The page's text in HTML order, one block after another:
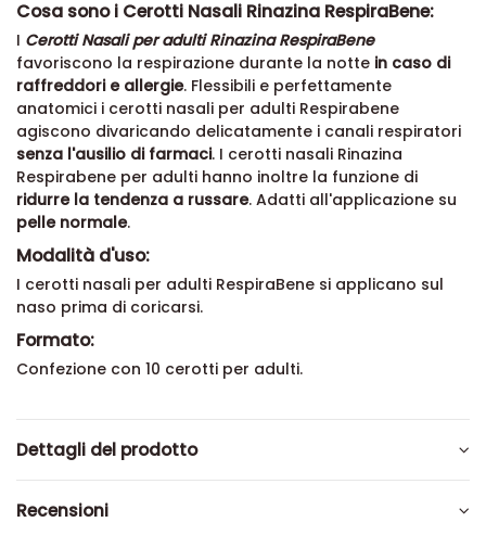
Cosa sono i Cerotti Nasali Rinazina RespiraBene:
I Cerotti Nasali per adulti Rinazina RespiraBene
favoriscono la respirazione durante la notte in caso di
raffreddori e allergie. Flessibili e perfettamente
anatomici i cerotti nasali per adulti Respirabene
agiscono divaricando delicatamente i canali respiratori
senza l'ausilio di farmaci. I cerotti nasali Rinazina
Respirabene per adulti hanno inoltre la funzione di
ridurre la tendenza a russare. Adatti all'applicazione su
pelle normale.
Modalità d'uso:
I cerotti nasali per adulti RespiraBene si applicano sul
naso prima di coricarsi.
Formato:
Confezione con 10 cerotti per adulti.
Dettagli del prodotto
Recensioni